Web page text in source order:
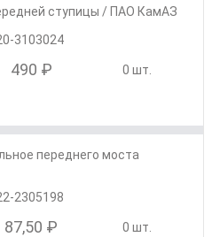
ступицы / ПАО КамАЗ
3103024
490 ₽ 0 шт.
переднего моста
2305198
87,50 ₽ 0 шт.